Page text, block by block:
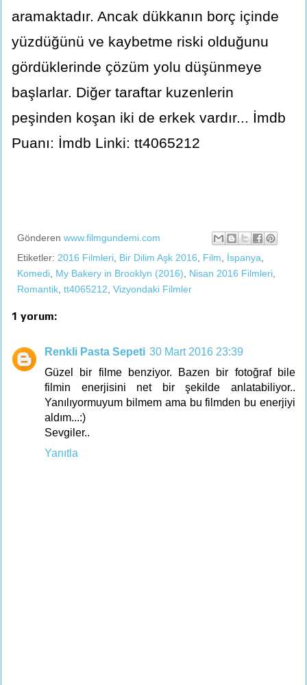
aramaktadır. Ancak dükkanın borç içinde
yüzdüğünü ve kaybetme riski olduğunu
gördüklerinde çözüm yolu düşünmeye
başlarlar. Diğer taraftar kuzenlerin
peşinden koşan iki de erkek vardır... İmdb
Puanı: İmdb Linki: tt4065212
Gönderen www.filmgundemi.com
Etiketler: 2016 Filmleri Bir Dilim Aşk 2016 Film İspanya
Komedi My Bakery in Brooklyn (2016) Nisan 2016 Filmleri
Romantik tt4065212 Vizyondaki Filmler
1 yorum:
Renkli Pasta Sepeti 30 Mart 2016 23:39
Güzel bir filme benziyor. Bazen bir fotoğraf bile
filmin enerjisini net bir şekilde anlatabiliyor..
Yanılıyormuyum bilmem ama bu filmden bu enerjiyi
aldım...:)
Sevgiler..
Yanıtla